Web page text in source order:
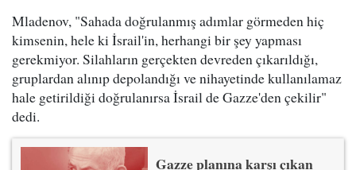
Mladenov, "Sahada doğrulanmış adımlar görmeden hiç
kimsenin, hele ki İsrail'in, herhangi bir şey yapması
gerekmiyor. Silahların gerçekten devreden çıkarıldığı,
gruplardan alınıp depolandığı ve nihayetinde kullanılamaz
hale getirildiği doğrulanırsa İsrail de Gazze'den çekilir"
dedi.
Gazze planına karşı çıkan